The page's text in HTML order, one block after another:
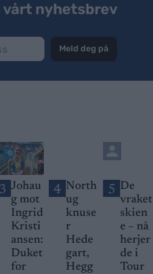
vårt nyhetsbrev
Meld deg på
3 Johau
g mot
Ingrid
Kristi
ansen:
Duket
for
4 North
ug
knuse
r
Hede
gart,
Hegg
5 De
vraket
skien
e – nå
herjer
de i
Tour